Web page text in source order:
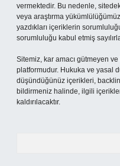
vermektedir. Bu nedenle,
veya araştırma
yazdıkları içeriklerin
sorumluluğu kabul etmiş
Sitemiz, kar amacı gütmeyen
platformudur. Hukuka ve yasal
düşündüğünüz içerikleri,
bildirmeniz halinde, ilgili
kaldırılacaktır.